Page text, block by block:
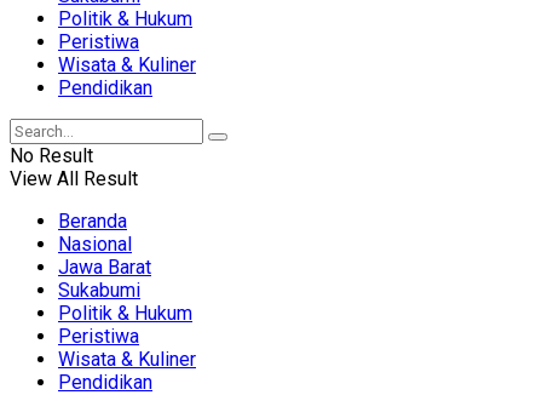
Politik & Hukum
Peristiwa
Wisata & Kuliner
Pendidikan
No Result
View All Result
Beranda
Nasional
Jawa Barat
Sukabumi
Politik & Hukum
Peristiwa
Wisata & Kuliner
Pendidikan